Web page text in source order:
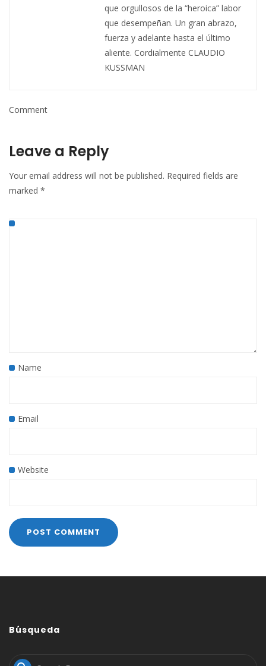
que orgullosos de la “heroica” labor
que desempeñan. Un gran abrazo,
fuerza y adelante hasta el último
aliente. Cordialmente CLAUDIO
KUSSMAN
Comment
Leave a Reply
Your email address will not be published. Required fields are
marked *
Name
Email
Website
Búsqueda